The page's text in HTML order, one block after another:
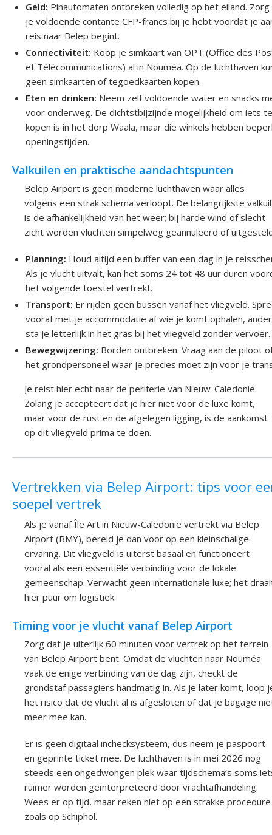
Geld: Pinautomaten ontbreken volledig op het eiland.
je voldoende contante CFP-francs bij je hebt voordat je
reis naar Belep begint.
Connectiviteit: Koop je simkaart van OPT (Office des
et Télécommunications) al in Nouméa. Op de luchthaven
geen simkaarten of tegoedkaarten kopen.
Eten en drinken: Neem zelf voldoende water en snacks
voor onderweg. De dichtstbijzijnde mogelijkheid om iets
kopen is in het dorp Waala, maar die winkels hebben
openingstijden.
Valkuilen en praktische aandachtspunten
Belep Airport is geen moderne luchthaven waar alles
volgens een strak schema verloopt. De belangrijkste valkuil
is de afhankelijkheid van het weer; bij harde wind of slecht
zicht worden vluchten simpelweg geannuleerd of
Planning: Houd altijd een buffer van een dag in je
Als je vlucht uitvalt, kan het soms 24 tot 48 uur duren
het volgende toestel vertrekt.
Transport: Er rijden geen bussen vanaf het vliegveld.
vooraf met je accommodatie af wie je komt ophalen,
sta je letterlijk in het gras bij het vliegveld zonder vervoer.
Bewegwijzering: Borden ontbreken. Vraag aan de piloot
het grondpersoneel waar je precies moet zijn voor je
Je reist hier echt naar de periferie van Nieuw-Caledonië.
Zolang je accepteert dat je hier niet voor de luxe komt,
maar voor de rust en de afgelegen ligging, is de aankomst
op dit vliegveld prima te doen.
Vertrekken via Belep Airport: tips voor
soepel vertrek
Als je vanaf Île Art in Nieuw-Caledonië vertrekt via Belep
Airport (BMY), bereid je dan voor op een kleinschalige
ervaring. Dit vliegveld is uiterst basaal en functioneert
vooral als een essentiële verbinding voor de lokale
gemeenschap. Verwacht geen internationale luxe; het
hier puur om logistiek.
Timing voor je vlucht vanaf Belep Airport
Zorg dat je uiterlijk 60 minuten voor vertrek op het terrein
van Belep Airport bent. Omdat de vluchten naar Nouméa
vaak de enige verbinding van de dag zijn, checkt de
grondstaf passagiers handmatig in. Als je later komt, loop
het risico dat de vlucht al is afgesloten of dat je bagage
meer mee kan.
Er is geen digitaal inchecksysteem, dus neem je paspoort
en geprinte ticket mee. De luchthaven is in mei 2026 nog
steeds een ongedwongen plek waar tijdschema’s soms
ruimer worden geïnterpreteerd door vrachtafhandeling.
Wees er op tijd, maar reken niet op een strakke procedure
zoals op Schiphol.